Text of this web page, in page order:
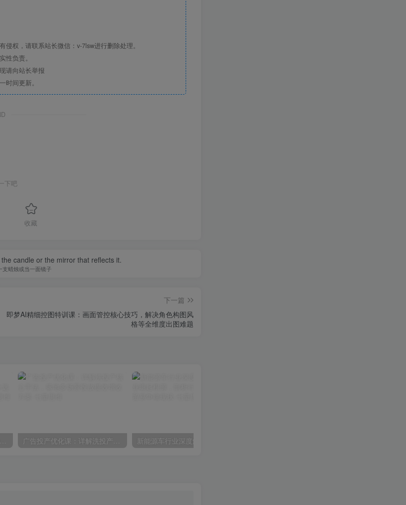
权，请联系站长微信：v-7lsw进行删除处理。
性负责。
请向站长举报
时间更新。
下吧
收藏
candle or the mirror that reflects it.
蜡烛或当一面镜子
下一篇
即梦AI精细控图特训课：画面管控核心技巧，解决角色构图风
格等全维度出图难题